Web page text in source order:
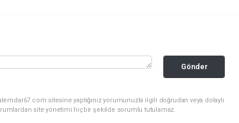
Gönder
sitesine yaptığınız yorumunuzla ilgili doğrudan veya dolaylı
site yönetimi hiçbir şekilde sorumlu tutulamaz.